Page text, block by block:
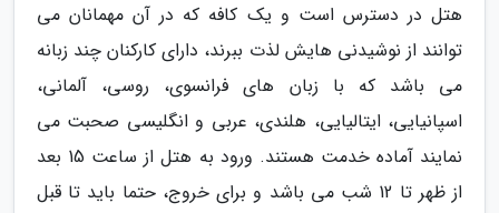
هتل در دسترس است و یک کافه که در آن مهمانان می
توانند از نوشیدنی هایش لذت ببرند، دارای کارکنان چند زبانه
می باشد که با زبان های فرانسوی، روسی، آلمانی،
اسپانیایی، ایتالیایی، هلندی، عربی و انگلیسی صحبت می
نمایند آماده خدمت هستند. ورود به هتل از ساعت 15 بعد
از ظهر تا 12 شب می باشد و برای خروج، حتما باید تا قبل